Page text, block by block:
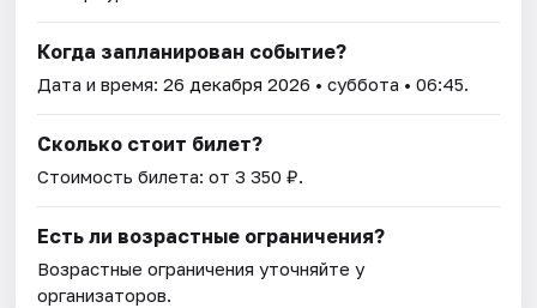
Когда запланирован событие?
Дата и время:26 декабря 2026 • суббота • 06:45.
Сколько стоит билет?
Стоимость билета: от 3 350 ₽.
Есть ли возрастные ограничения?
Возрастные ограничения уточняйте у
организаторов.